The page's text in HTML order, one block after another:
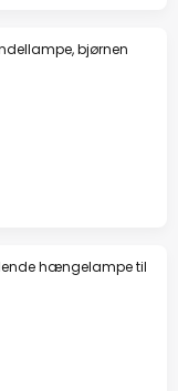
bjørnen
hængelampe til